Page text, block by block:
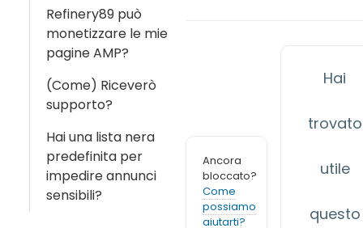
Refinery89 può
monetizzare le mie
pagine AMP?
(Come) Riceverò
supporto?
Hai una lista nera
predefinita per
impedire annunci
sensibili?
Ancora
bloccato?
Come
possiamo
aiutarti?
Hai
trovato
utile
questo